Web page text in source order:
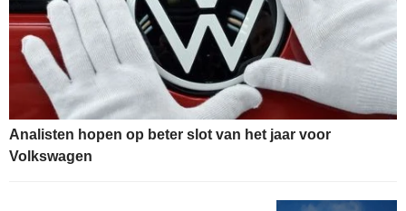
Analisten hopen op beter slot van het jaar voor
Volkswagen